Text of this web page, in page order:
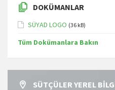
DOKÜMANLAR
SÜYAD LOGO (36 kB)
Tüm Dokümanlara Bakın
SÜTÇÜLER YEREL